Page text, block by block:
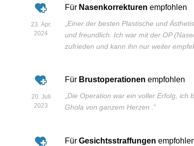
23. Apr.
2024
Für Nasenkorrekturen empfohlen
Einer der besten Plastische und
und freundlich. Ich war mit der OP
zufrieden und kann ihn nur weiter
20. Juli
2023
Für Brustoperationen empfohlen
„Die Operation war ein voller Erfolg, ich
Ghola von ganzem Herzen .”
Für Gesichtsstraffungen